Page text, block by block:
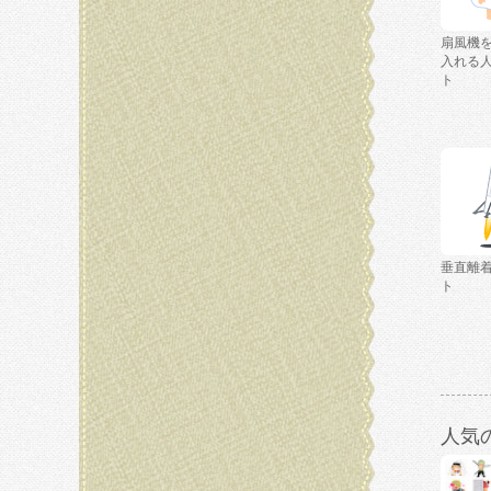
扇風機
入れる
ト
垂直離
ト
人気